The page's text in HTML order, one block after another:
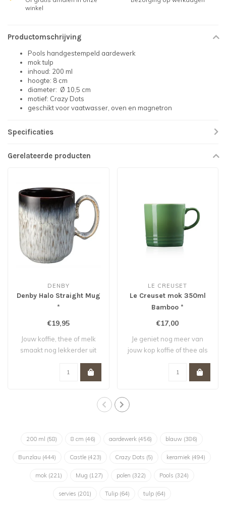
winkel
Productomschrijving
Pools handgestempeld aardewerk
mok tulp
inhoud: 200 ml
hoogte: 8 cm
diameter: Ø 10,5 cm
motief: Crazy Dots
geschikt voor vaatwasser, oven en magnetron
Specificaties
Gerelateerde producten
DENBY
Denby Halo Straight Mug
*
€19,95
Jouw koffie, thee of melk
smaakt nog lekkerder uit
LE CREUSET
Le Creuset mok 350ml
Bamboo *
€17,00
Je geniet nog meer van
jouw kop koffie of thee als
200 ml (58) 8 cm (46) aardewerk (456) blauw (386)
Bunzlau (444) Castle (423) Crazy Dots (5) keramiek (494)
mok (221) Mug (127) polen (322) Pools (324)
servies (201) Tulip (64) tulp (64)